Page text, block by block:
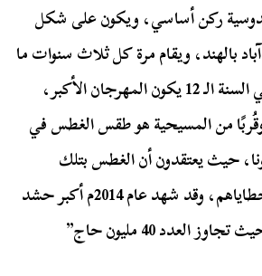
ركن أساسي، ويكون على شكل
بالهند، ويقام مرة كل ثلاث سنوات ما
بين يناير وفبراير، أما في السنة الـ 12 يكون المهرجان الأكبر،
من المسيحية هو طقس الغطس في
حيث يعتقدون أن الغطس بتلك
المنطقة تطهرهم من خطاياهم، وقد شهد عام 2014م أكبر حشد
العدد 40 مليون حاج”